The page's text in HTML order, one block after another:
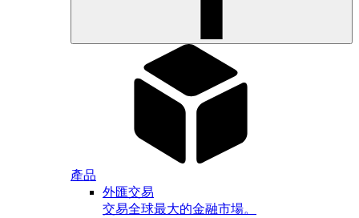
產品
外匯交易
交易全球最大的金融市場。